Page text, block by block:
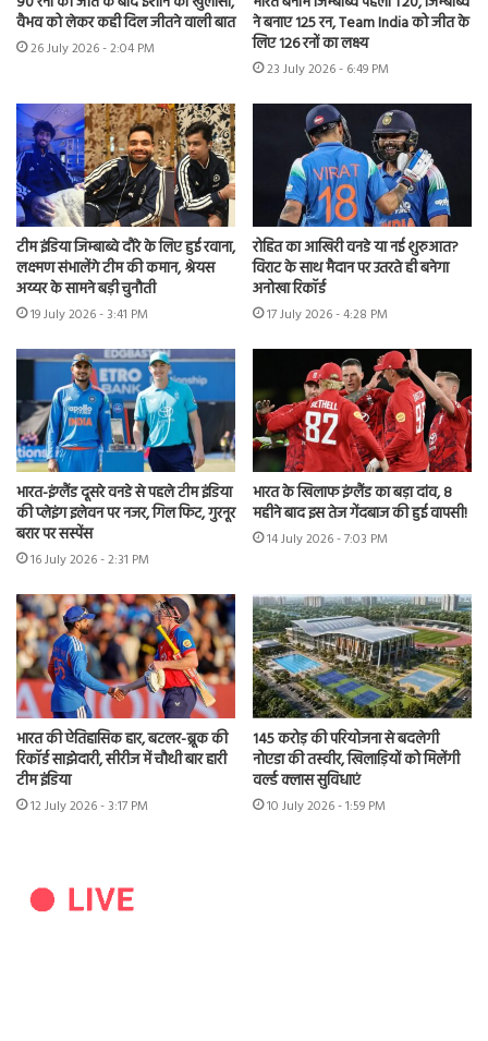
वैभव को लेकर कही दिल जीतने वाली बात
26 July 2026 - 2:04 PM
ने बनाए 125 रन, Team India को जीत के
लिए 126 रनों का लक्ष्य
23 July 2026 - 6:49 PM
टीम इंडिया जिम्बाब्वे दौरे के लिए हुई रवाना,
लक्ष्मण संभालेंगे टीम की कमान, श्रेयस
अय्यर के सामने बड़ी चुनौती
19 July 2026 - 3:41 PM
रोहित का आखिरी वनडे या नई शुरुआत?
विराट के साथ मैदान पर उतरते ही बनेगा
अनोखा रिकॉर्ड
17 July 2026 - 4:28 PM
भारत-इंग्लैंड दूसरे वनडे से पहले टीम इंडिया
की प्लेइंग इलेवन पर नजर, गिल फिट, गुरनूर
बरार पर सस्पेंस
16 July 2026 - 2:31 PM
भारत के खिलाफ इंग्लैंड का बड़ा दांव, 8
महीने बाद इस तेज गेंदबाज की हुई वापसी!
14 July 2026 - 7:03 PM
भारत की ऐतिहासिक हार, बटलर-ब्रूक की
रिकॉर्ड साझेदारी, सीरीज में चौथी बार हारी
टीम इंडिया
12 July 2026 - 3:17 PM
145 करोड़ की परियोजना से बदलेगी
नोएडा की तस्वीर, खिलाड़ियों को मिलेंगी
वर्ल्ड क्लास सुविधाएं
10 July 2026 - 1:59 PM